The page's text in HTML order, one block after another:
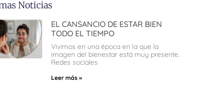
Noticias
EL CANSANCIO DE ESTAR BIEN
TODO EL TIEMPO
Vivimos en una época en la que la
imagen del bienestar está muy presente.
Redes sociales
Leer más »